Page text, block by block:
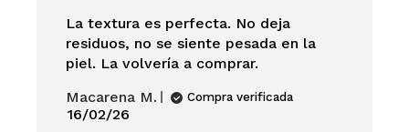
La textura es perfecta. No deja
residuos, no se siente pesada en la
piel. La volvería a comprar.
Macarena M.
Compra verificada
Fecha
16/02/26